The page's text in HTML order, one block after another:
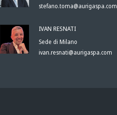
stefano.toma@aurigaspa.com
IVAN RESNATI
Sede di Milano
ivan.resnati@aurigaspa.com